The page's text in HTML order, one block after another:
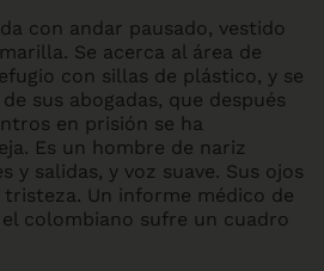
con andar pausado, vestido
Se acerca al área de
con sillas de plástico, y se
sus abogadas, que después
en prisión se ha
Es un hombre de nariz
y salidas, y voz suave. Sus ojos
Un informe médico de
colombiano sufre un cuadro